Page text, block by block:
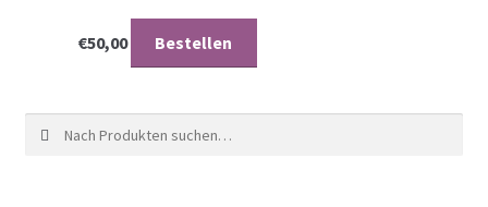
€50,00 Bestellen
Suche nach: